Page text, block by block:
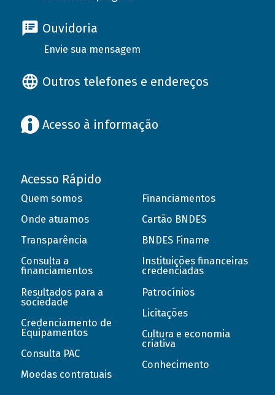
Ouvidoria
Envie sua mensagem
Outros telefones e endereços
Acesso à informação
Acesso Rápido
Quem somos
Onde atuamos
Transparência
Consulta a
financiamentos
Resultados para a
sociedade
Credenciamento de
Equipamentos
Consulta PAC
Moedas contratuais
Financiamentos
Cartão BNDES
BNDES Finame
Instituições financeiras
credenciadas
Patrocínios
Licitações
Cultura e economia
criativa
Conhecimento